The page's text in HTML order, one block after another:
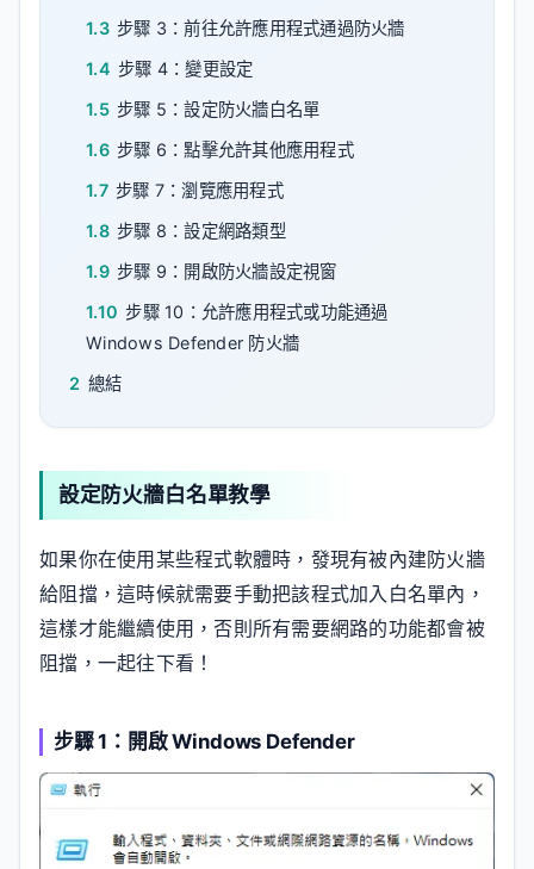
1.3 步驟 3：前往允許應用程式通過防火牆
1.4 步驟 4：變更設定
1.5 步驟 5：設定防火牆白名單
1.6 步驟 6：點擊允許其他應用程式
1.7 步驟 7：瀏覽應用程式
1.8 步驟 8：設定網路類型
1.9 步驟 9：開啟防火牆設定視窗
1.10 步驟 10：允許應用程式或功能通過
Windows Defender 防火牆
2 總結
設定防火牆白名單教學
如果你在使用某些程式軟體時，發現有被內建防火牆
給阻擋，這時候就需要手動把該程式加入白名單內，
這樣才能繼續使用，否則所有需要網路的功能都會被
阻擋，一起往下看！
步驟 1：開啟 Windows Defender